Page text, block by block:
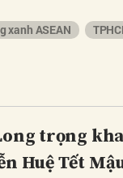
xanh ASEAN
trọng
Huệ Tết